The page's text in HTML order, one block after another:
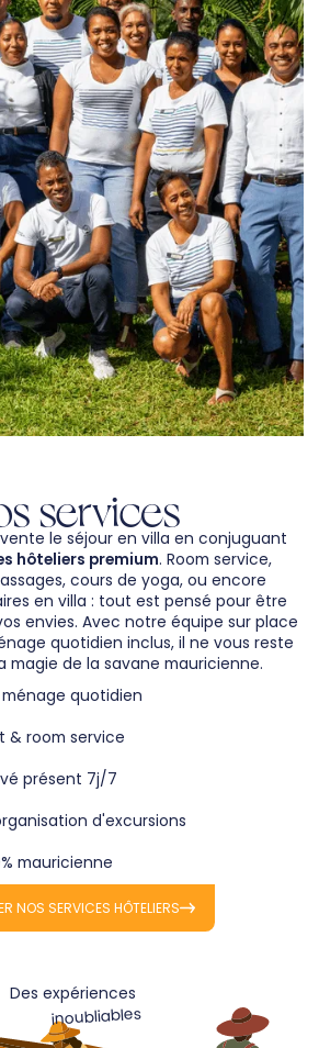
services
le séjour en villa en conjuguant
hôteliers premium. Room service,
cours de yoga, ou encore
en villa : tout est pensé pour être
envies. Avec notre équipe sur place
quotidien inclus, il ne vous reste
magie de la savane mauricienne.
quotidien
& room service
présent 7j/7
d'excursions
mauricienne
NOS SERVICES HÔTELIERS
Des expériences
inoubliables